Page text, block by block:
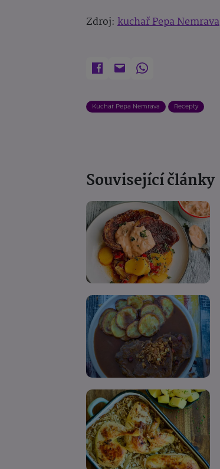
Zdroj: kuchař Pepa Nemrava
Kuchař Pepa Nemrava Recepty
Související články